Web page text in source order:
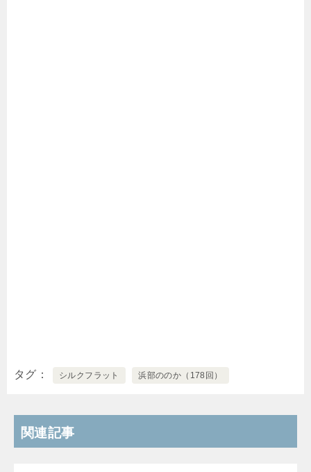
タグ シルクフラット 浜部ののか（178回）
関連記事